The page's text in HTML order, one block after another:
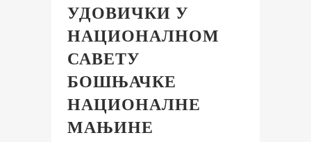
УДОВИЧКИ У
НАЦИОНАЛНОМ
САВЕТУ
БОШЊАЧКЕ
НАЦИОНАЛНЕ
МАЊИНЕ